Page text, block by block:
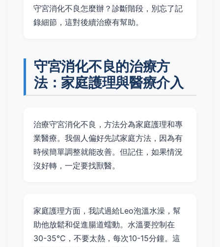
守宮消化不良怎麼辦？診斷階段，別忘了記
錄細節，這對後續治療有幫助。
守宮消化不良的治療方
法：家庭護理與醫療介入
治療守宮消化不良，方法分為家庭護理和專
業醫療。我個人偏好先試家庭方法，因為有
時候簡單調整就能改善。但記住，如果情況
沒好轉，一定要找獸醫。
家庭護理方面，我試過給Leo泡溫水澡，幫
助他放鬆和促進腸道蠕動。水溫要控制在
30-35°C，不要太熱，每次10-15分鐘。這